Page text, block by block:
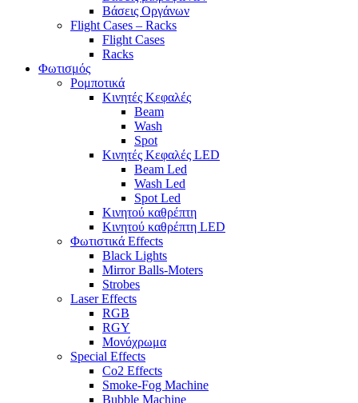
Βάσεις Οργάνων
Flight Cases – Racks
Flight Cases
Racks
Φωτισμός
Ρομποτικά
Κινητές Κεφαλές
Beam
Wash
Spot
Κινητές Κεφαλές LED
Beam Led
Wash Led
Spot Led
Κινητού καθρέπτη
Κινητού καθρέπτη LED
Φωτιστικά Effects
Black Lights
Mirror Balls-Moters
Strobes
Laser Effects
RGB
RGY
Μονόχρωμα
Special Effects
Co2 Effects
Smoke-Fog Machine
Bubble Machine